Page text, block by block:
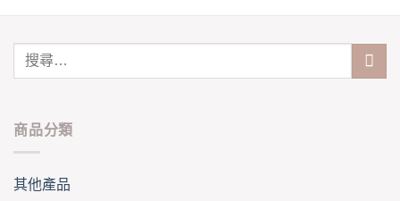
the
the
商品分類
其他產品